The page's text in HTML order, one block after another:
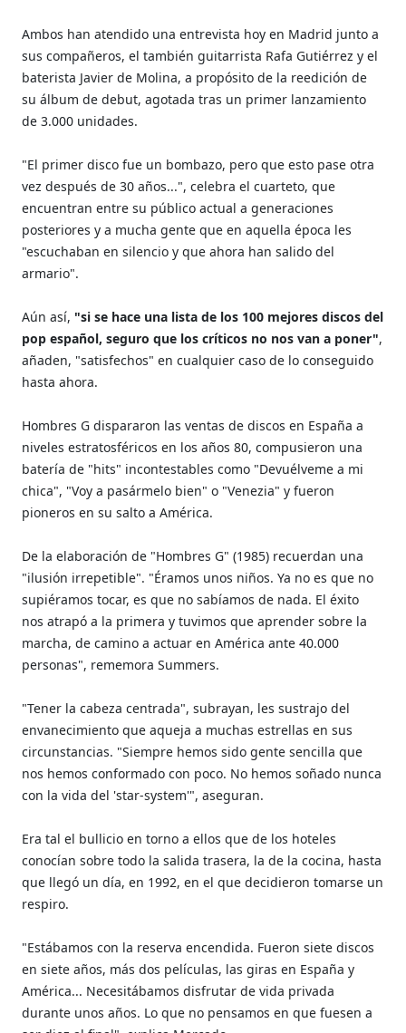
Ambos han atendido una entrevista hoy en Madrid junto a
sus compañeros, el también guitarrista Rafa Gutiérrez y el
baterista Javier de Molina, a propósito de la reedición de
su álbum de debut, agotada tras un primer lanzamiento
de 3.000 unidades.
"El primer disco fue un bombazo, pero que esto pase otra
vez después de 30 años...", celebra el cuarteto, que
encuentran entre su público actual a generaciones
posteriores y a mucha gente que en aquella época les
"escuchaban en silencio y que ahora han salido del
armario".
Aún así, "si se hace una lista de los 100 mejores discos del
pop español, seguro que los críticos no nos van a poner",
añaden, "satisfechos" en cualquier caso de lo conseguido
hasta ahora.
Hombres G dispararon las ventas de discos en España a
niveles estratosféricos en los años 80, compusieron una
batería de "hits" incontestables como "Devuélveme a mi
chica", "Voy a pasármelo bien" o "Venezia" y fueron
pioneros en su salto a América.
De la elaboración de "Hombres G" (1985) recuerdan una
"ilusión irrepetible". "Éramos unos niños. Ya no es que no
supiéramos tocar, es que no sabíamos de nada. El éxito
nos atrapó a la primera y tuvimos que aprender sobre la
marcha, de camino a actuar en América ante 40.000
personas", rememora Summers.
"Tener la cabeza centrada", subrayan, les sustrajo del
envanecimiento que aqueja a muchas estrellas en sus
circunstancias. "Siempre hemos sido gente sencilla que
nos hemos conformado con poco. No hemos soñado nunca
con la vida del 'star-system'", aseguran.
Era tal el bullicio en torno a ellos que de los hoteles
conocían sobre todo la salida trasera, la de la cocina, hasta
que llegó un día, en 1992, en el que decidieron tomarse un
respiro.
"Estábamos con la reserva encendida. Fueron siete discos
en siete años, más dos películas, las giras en España y
América... Necesitábamos disfrutar de vida privada
durante unos años. Lo que no pensamos en que fuesen a